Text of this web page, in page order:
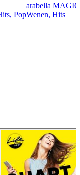
Pop
arabella MAGIC
Wenen, Hits